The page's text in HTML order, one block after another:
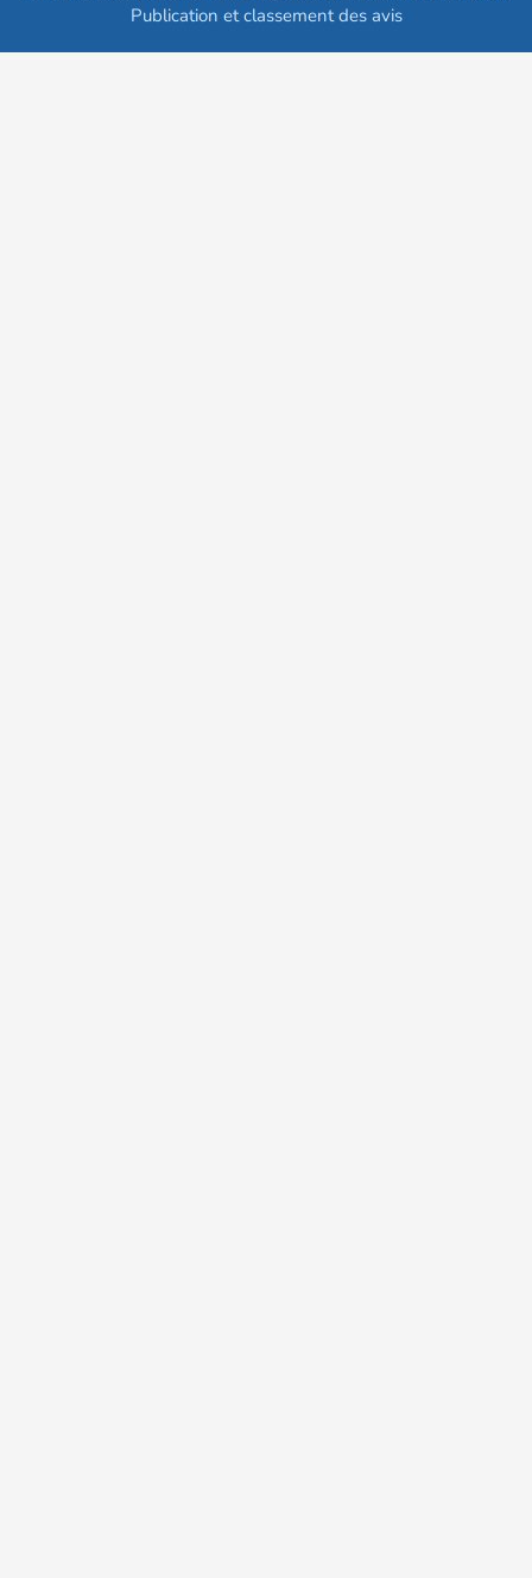
Publication et classement des avis